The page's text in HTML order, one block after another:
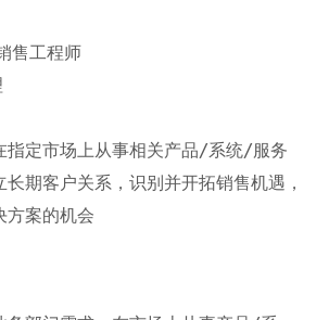
售工程师
经理
指定市场上从事相关产品/系统/服务
长期客户关系，识别并开拓销售机遇，
方案的机会